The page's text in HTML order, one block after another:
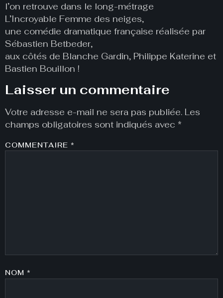
l’on retrouve dans le long-métrage
L’Incroyable Femme des neiges,
une comédie dramatique française réalisée par
Sébastien Betbeder,
aux côtés de Blanche Gardin, Philippe Katerine et
Bastien Bouillon !
Laisser un commentaire
Votre adresse e-mail ne sera pas publiée. Les
champs obligatoires sont indiqués avec *
COMMENTAIRE *
NOM *